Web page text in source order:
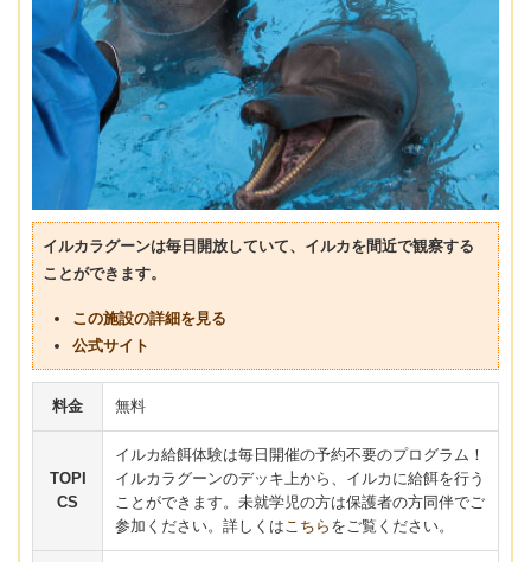
イルカラグーンは毎日開放していて、イルカを間近で観察する
ことができます。
この施設の詳細を見る
公式サイト
料金 無料
TOPI
CS
イルカ給餌体験は毎日開催の予約不要のプログラム！
イルカラグーンのデッキ上から、イルカに給餌を行う
ことができます。未就学児の方は保護者の方同伴でご
参加ください。詳しくは こちら をご覧ください。